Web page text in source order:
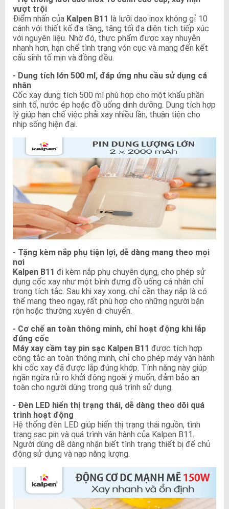
vượt trội
Điểm nhấn của Kalpen B11 là lưỡi dao inox không gỉ 10
cánh với thiết kế đa tầng, tăng tối đa diện tích tiếp xúc
với nguyên liệu. Nhờ đó, thực phẩm được xay nhuyễn
nhanh hơn, hạn chế tình trạng vón cục và mang đến kết
cấu sinh tố mịn và đồng đều.
- Dung tích lớn 500 ml, đáp ứng nhu cầu sử dụng cá
nhân
Cốc xay dung tích 500 ml phù hợp cho một khẩu phần
sinh tố, nước ép hoặc đồ uống dinh dưỡng. Dung tích hợp
lý giúp hạn chế việc phải xay nhiều lần, thuận tiện cho
nhịp sống hiện đại.
- Tặng kèm nắp phụ tiện lợi, dễ dàng mang theo mọi
nơi
Kalpen B11 đi kèm nắp phụ chuyên dụng, cho phép sử
dụng cốc xay như một bình đựng đồ uống cá nhân chỉ
trong tích tắc. Sau khi xay xong, chỉ cần thay nắp là có
thể mang theo ngay, rất phù hợp cho những người bận
rộn hoặc thường xuyên di chuyển.
- Cơ chế an toàn thông minh, chỉ hoạt động khi lắp
đúng cốc
Máy xay cầm tay pin sạc Kalpen B11 được tích hợp
công tắc an toàn thông minh, chỉ cho phép máy vận hành
khi cốc xay đã được lắp đúng khớp. Tính năng này giúp
ngăn ngừa rủi ro khởi động ngoài ý muốn, đảm bảo an
toàn cho người dùng trong quá trình sử dụng.
- Đèn LED hiển thị trạng thái, dễ dàng theo dõi quá
trình hoạt động
Hệ thống đèn LED giúp hiển thị trạng thái nguồn, tình
trạng sạc pin và quá trình vận hành của Kalpen B11.
Người dùng dễ dàng nhận biết tình trạng thiết bị để chủ
động sử dụng và nạp năng lượng.